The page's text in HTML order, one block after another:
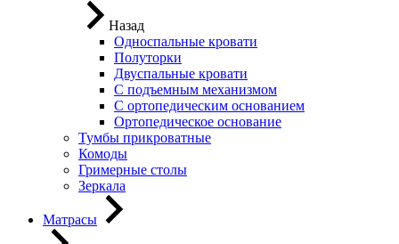
Назад
Односпальные кровати
Полуторки
Двуспальные кровати
С подъемным механизмом
С ортопедическим основанием
Ортопедическое основание
Тумбы прикроватные
Комоды
Гримерные столы
Зеркала
Матрасы